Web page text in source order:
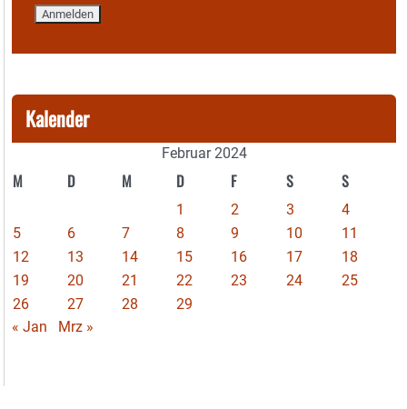
Kalender
Februar 2024
M D M D F S S
1 2 3
4
5
6 7 8 9 10
11
12
13 14 15 16 17
18
19
20 21 22 23 24
25
26
27 28
29
« Jan
Mrz »